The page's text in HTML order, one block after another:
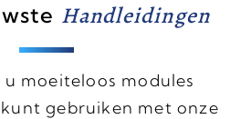
Handleidingen
moeiteloos modules
gebruiken met onze